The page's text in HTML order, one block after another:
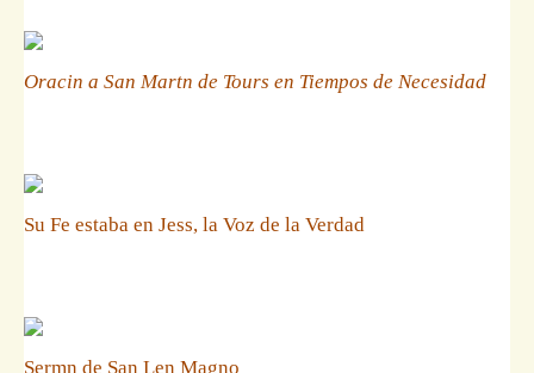
Oracin a San Martn de Tours en Tiempos de Necesidad
Su Fe estaba en Jess, la Voz de la Verdad
Sermn de San Len Magno